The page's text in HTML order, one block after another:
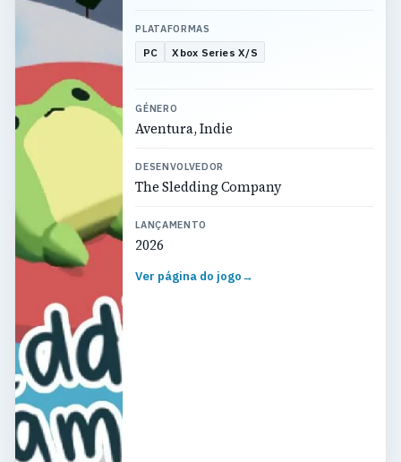
PLATAFORMAS
PC Xbox Series X/S
GÉNERO
Aventura, Indie
DESENVOLVEDOR
The Sledding Company
LANÇAMENTO
2026
Ver página do jogo→